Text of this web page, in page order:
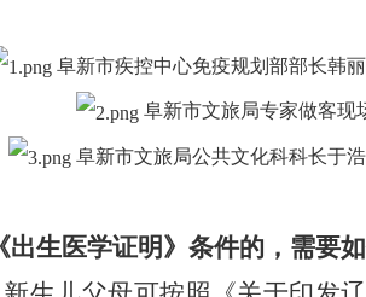
阜新市疾控中心免疫规划部部长韩
阜新市文旅局专家做客现
阜新市文旅局公共文化科科长于
生医学证明》条件的，需要